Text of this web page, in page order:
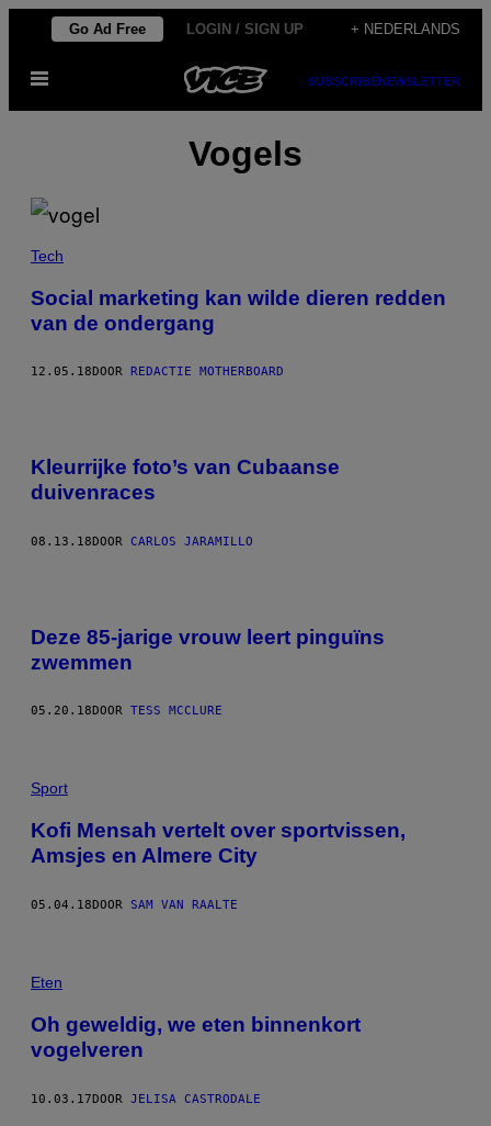
de
Go Ad Free LOGIN / SIGN UP + NEDERLANDS
Open
SUBSCRIBENEWSLETTER
Vogels
Tech
Social marketing kan wilde dieren redden
van de ondergang
12.05.18 DOOR REDACTIE MOTHERBOARD
Kleurrijke foto’s van Cubaanse
duivenraces
08.13.18DOOR CARLOS JARAMILLO
Deze 85-jarige vrouw leert pinguïns
zwemmen
05.20.18 DOOR TESS MCCLURE
Sport
Kofi Mensah vertelt over sportvissen,
Amsjes en Almere City
05.04.18DOOR SAM VAN RAALTE
Eten
Oh geweldig, we eten binnenkort
vogelveren
10.03.17DOOR JELISA CASTRODALE